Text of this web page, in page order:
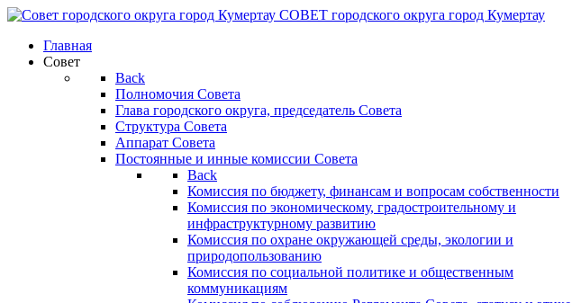
СОВЕТ городского округа город Кумертау
Главная
Совет
Back
Полномочия Совета
Глава городского округа, председатель Совета
Структура Совета
Аппарат Совета
Постоянные и инные комиссии Совета
Back
Комиссия по бюджету, финансам и вопросам собственности
Комиссия по экономическому, градостроительному и
инфраструктурному развитию
Комиссия по охране окружающей среды, экологии и
природопользованию
Комиссия по социальной политике и общественным
коммуникациям